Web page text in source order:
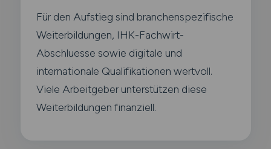
Für den Aufstieg sind branchenspezifische
Weiterbildungen, IHK-Fachwirt-
Abschluesse sowie digitale und
internationale Qualifikationen wertvoll.
Viele Arbeitgeber unterstützen diese
Weiterbildungen finanziell.